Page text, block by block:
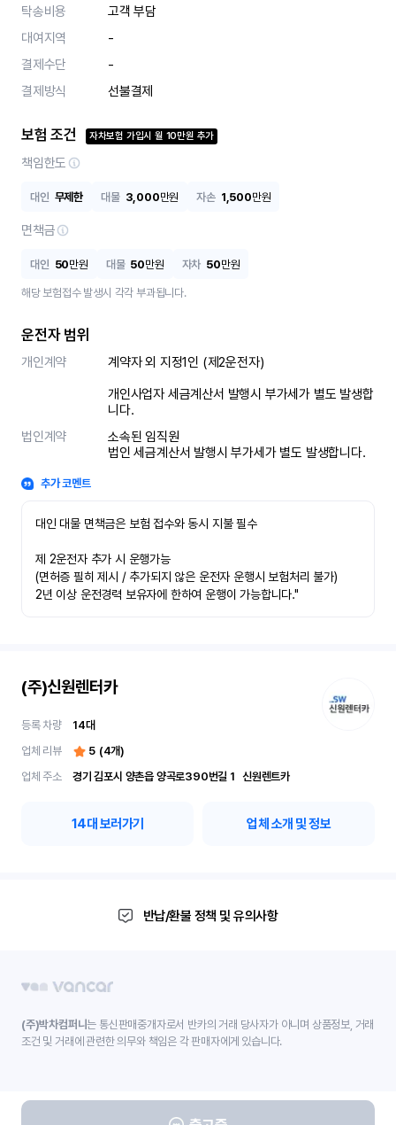
탁송비용
고객 부담
대여지역
-
결제수단
-
결제방식
선불결제
보험 조건 자차보험 가입시월 10만원 추가
책임한도
대인 무제한 대물 3,000만원 자손 1,500만원
면책금
대인 50만원 대물 50만원 자차 50만원
해당 보험접수 발생시 각각 부과됩니다.
운전자 범위
개인계약
계약자 외 지정1인 (제2운전자)
개인사업자 세금계산서 발행시 부가세가 별도 발생합
니다.
법인계약
소속된 임직원
법인 세금계산서 발행시 부가세가 별도 발생합니다.
추가 코멘트
대인 대물 면책금은 보험 접수와 동시 지불 필수
제 2운전자 추가 시 운행가능
(면허증 필히 제시 / 추가되지 않은 운전자 운행시 보험처리 불가)
2년 이상 운전경력 보유자에 한하여 운행이 가능합니다."
(주)신원렌터카
등록 차량 14대
업체 리뷰
5 (4개)
업체 주소
경기 김포시 양촌읍 양곡로390번길 1	신원렌트카
14대 보러가기 업체 소개 및 정보
반납/환불 정책 및 유의사항
(주)박차컴퍼니는 통신판매중개자로서 반카의 거래 당사자가 아니며 상품정보, 거래
조건 및 거래에 관련한 의무와 책임은 각 판매자에게 있습니다.